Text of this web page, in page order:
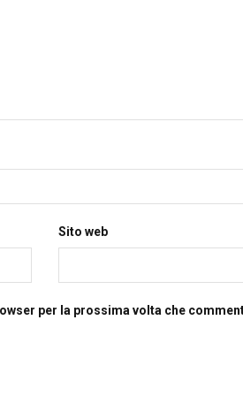
Sito web
per la prossima volta che